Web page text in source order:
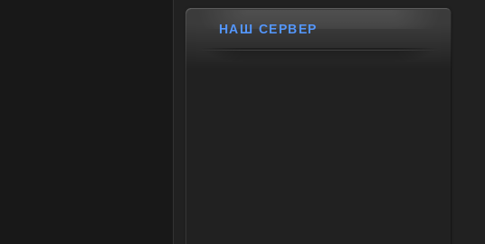
НАШ СЕРВЕР